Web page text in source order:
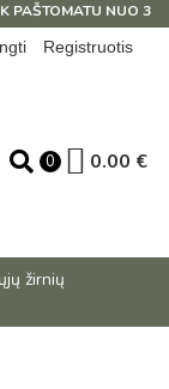
NUO 39
Registruotis
0 0.00 €
žirnių